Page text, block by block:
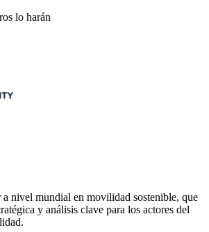
lo harán
nivel mundial en movilidad sostenible, que
y análisis clave para los actores del